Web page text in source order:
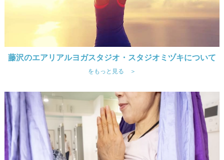
藤沢のエアリアルヨガスタジオ・スタジオミヅキについて
をもっと見る ＞